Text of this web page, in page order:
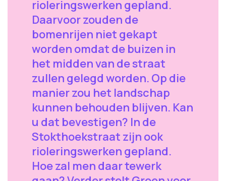
rioleringswerken gepland.
Daarvoor zouden de
bomenrijen niet gekapt
worden omdat de buizen in
het midden van de straat
zullen gelegd worden. Op die
manier zou het landschap
kunnen behouden blijven. Kan
u dat bevestigen? In de
Stokthoekstraat zijn ook
rioleringswerken gepland.
Hoe zal men daar tewerk